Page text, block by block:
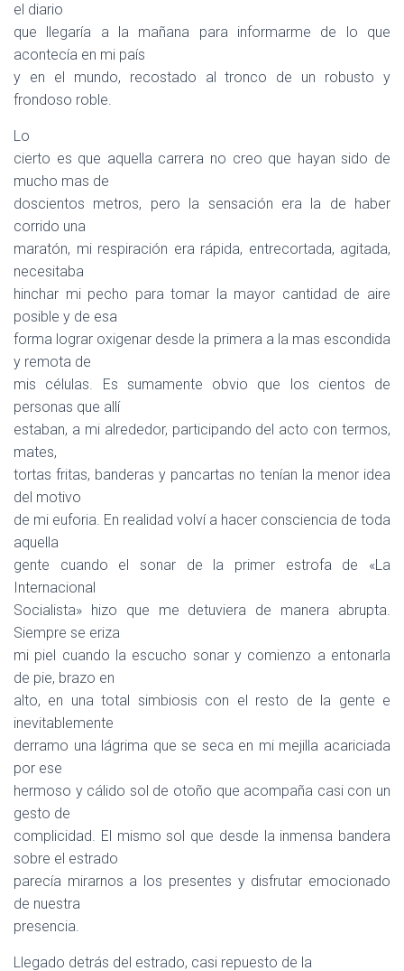
el diario
que llegaría a la mañana para informarme de lo que
acontecía en mi país
y en el mundo, recostado al tronco de un robusto y
frondoso roble.
Lo
cierto es que aquella carrera no creo que hayan sido de
mucho mas de
doscientos metros, pero la sensación era la de haber
corrido una
maratón, mi respiración era rápida, entrecortada, agitada,
necesitaba
hinchar mi pecho para tomar la mayor cantidad de aire
posible y de esa
forma lograr oxigenar desde la primera a la mas escondida
y remota de
mis células. Es sumamente obvio que los cientos de
personas que allí
estaban, a mi alrededor, participando del acto con termos,
mates,
tortas fritas, banderas y pancartas no tenían la menor idea
del motivo
de mi euforia. En realidad volví a hacer consciencia de toda
aquella
gente cuando el sonar de la primer estrofa de «La
Internacional
Socialista» hizo que me detuviera de manera abrupta.
Siempre se eriza
mi piel cuando la escucho sonar y comienzo a entonarla
de pie, brazo en
alto, en una total simbiosis con el resto de la gente e
inevitablemente
derramo una lágrima que se seca en mi mejilla acariciada
por ese
hermoso y cálido sol de otoño que acompaña casi con un
gesto de
complicidad. El mismo sol que desde la inmensa bandera
sobre el estrado
parecía mirarnos a los presentes y disfrutar emocionado
de nuestra
presencia.
Llegado detrás del estrado, casi repuesto de la